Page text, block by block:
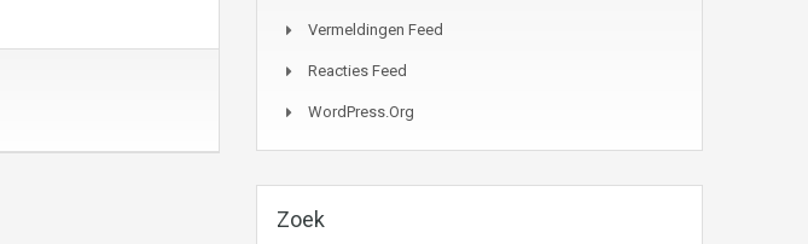
Vermeldingen Feed
Reacties Feed
WordPress.org
Zoek